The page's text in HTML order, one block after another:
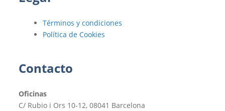
Términos y condiciones
Política de Cookies
Contacto
Oficinas
C/ Rubio i Ors 10-12, 08041 Barcelona